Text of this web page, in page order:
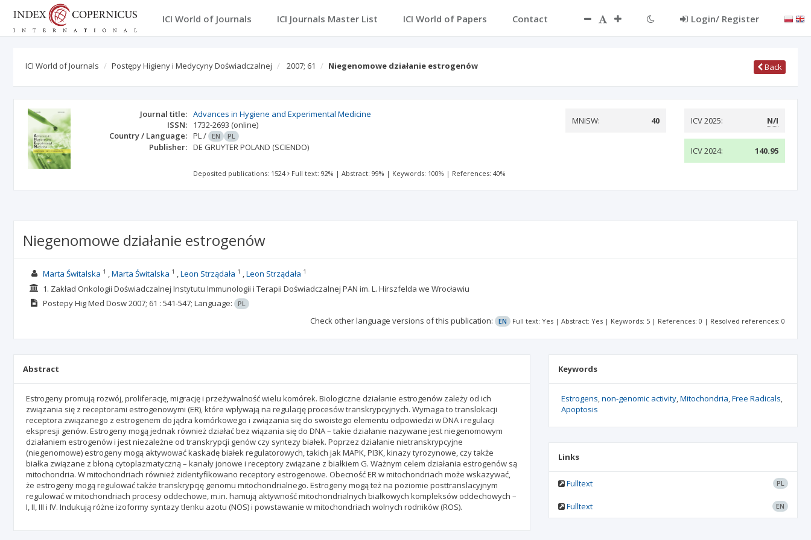
ICI World of Journals ICI Journals Master List ICI World of Papers Contact Login/ Register
ICI World of Journals Postępy Higieny i Medycyny Doświadczalnej 2007; 61 Niegenomowe działanie estrogenów Back
Journal title: Advances in Hygiene and Experimental Medicine
ISSN:
1732-2693 (online)
Country / Language: PL/ EN PL
Publisher: DE GRUYTER POLAND (SCIENDO)
MNiSW: 40 ICV 2025: N/I
ICV 2024: 140.95
Deposited publications: 1524 Full text: 92% |Abstract: 99% | Keywords: 100% | References: 40%
Niegenomowe działanie estrogenów
Marta Świtalska 1 Marta Świtalska 1 Leon Strządała 1 Leon Strządała 1
1. Zakład Onkologii Doświadczalnej Instytutu Immunologii i Terapii Doświadczalnej PAN im. L. Hirszfelda we Wrocławiu
Postepy Hig Med Dosw2007; 61 : 541-547; Language: PL
Check other language versions of this publication: EN Full text: Yes | Abstract: Yes | Keywords: 5 | References: 0 | Resolved references: 0
Abstract
Estrogeny promują rozwój, proliferację, migrację i przeżywalność wielu komórek. Biologiczne działanie estrogenów zależy od ich
związania się z receptorami estrogenowymi (ER), które wpływają na regulację procesów transkrypcyjnych. Wymaga to translokacji
receptora związanego z estrogenem do jądra komórkowego i związania się do swoistego elementu odpowiedzi w DNA i regulacji
ekspresji genów. Estrogeny mogą jednak również działać bez wiązania się do DNA – takie działanie nazywane jest niegenomowym
działaniem estrogenów i jest niezależne od transkrypcji genów czy syntezy białek. Poprzez działanie nietranskrypcyjne
(niegenomowe) estrogeny mogą aktywować kaskadę białek regulatorowych, takich jak MAPK, PI3K, kinazy tyrozynowe, czy także
białka związane z błoną cytoplazmatyczną – kanały jonowe i receptory związane z białkiem G. Ważnym celem działania estrogenów są
mitochondria. W mitochondriach również zidentyfikowano receptory estrogenowe. Obecność ER w mitochondriach może wskazywać,
że estrogeny mogą regulować także transkrypcję genomu mitochondrialnego. Estrogeny mogą też na poziomie posttranslacyjnym
regulować w mitochondriach procesy oddechowe, m.in. hamują aktywność mitochondrialnych białkowych kompleksów oddechowych –
I, II, III i IV. Indukują różne izoformy syntazy tlenku azotu (NOS) i powstawanie w mitochondriach wolnych rodników (ROS).
Keywords
Estrogens non-genomic activity Mitochondria Free Radicals
Apoptosis
Links
Fulltext PL
Fulltext EN